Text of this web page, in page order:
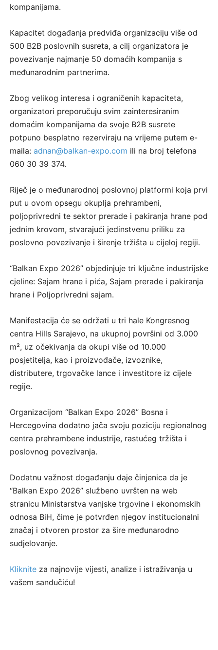
kompanijama.
Kapacitet događanja predviđa organizaciju više od
500 B2B poslovnih susreta, a cilj organizatora je
povezivanje najmanje 50 domaćih kompanija s
međunarodnim partnerima.
Zbog velikog interesa i ograničenih kapaciteta,
organizatori preporučuju svim zainteresiranim
domaćim kompanijama da svoje B2B susrete
potpuno besplatno rezerviraju na vrijeme putem e-
maila: adnan@balkan-expo.com ili na broj telefona
060 30 39 374.
Riječ je o međunarodnoj poslovnoj platformi koja prvi
put u ovom opsegu okuplja prehrambeni,
poljoprivredni te sektor prerade i pakiranja hrane pod
jednim krovom, stvarajući jedinstvenu priliku za
poslovno povezivanje i širenje tržišta u cijeloj regiji.
“Balkan Expo 2026” objedinjuje tri ključne industrijske
cjeline: Sajam hrane i pića, Sajam prerade i pakiranja
hrane i Poljoprivredni sajam.
Manifestacija će se održati u tri hale Kongresnog
centra Hills Sarajevo, na ukupnoj površini od 3.000
m², uz očekivanja da okupi više od 10.000
posjetitelja, kao i proizvođače, izvoznike,
distributere, trgovačke lance i investitore iz cijele
regije.
Organizacijom “Balkan Expo 2026” Bosna i
Hercegovina dodatno jača svoju poziciju regionalnog
centra prehrambene industrije, rastućeg tržišta i
poslovnog povezivanja.
Dodatnu važnost događanju daje činjenica da je
“Balkan Expo 2026” službeno uvršten na web
stranicu Ministarstva vanjske trgovine i ekonomskih
odnosa BiH, čime je potvrđen njegov institucionalni
značaj i otvoren prostor za šire međunarodno
sudjelovanje.
Kliknite za najnovije vijesti, analize i istraživanja u
vašem sandučiću!